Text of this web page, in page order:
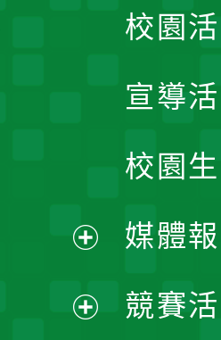
校園
宣導
校園
媒體
競賽
開